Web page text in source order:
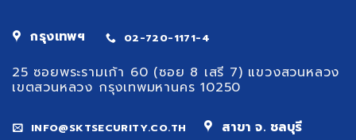
กรุงเทพฯ 02-720-1171-4
25 ซอยพระรามเก้า 60 (ซอย 8 เสรี 7) แขวงสวนหลวง
เขตสวนหลวง กรุงเทพมหานคร 10250
INFO@SKTSECURITY.CO.TH
สาขา จ. ชลบุรี